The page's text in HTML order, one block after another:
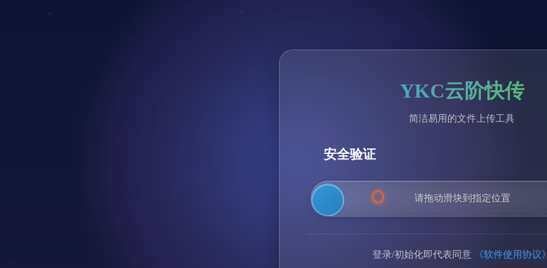
YKC云阶快传
简洁易用的文件上传工具
安全验证
请拖动滑块到指定位置
⭕
登录/初始化即代表同意 《软件使用协议》